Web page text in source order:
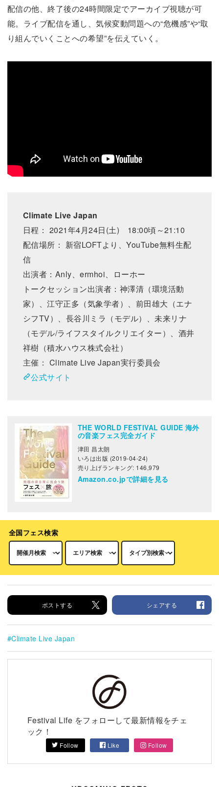
配信の他、終了後の24時間限定でアーカイブ視聴が可
能。ライブ配信を通し、気候変動問題への“危機感”や“取
り組んでいくことへの希望”を伝えていく。
Climate Live Japan
日程： 2021年4月24日(土) 18:00頃～21:10
配信場所： 新宿LOFTより、YouTube無料生配
信
出演者：Anly、ermhoi、ローホー
トークセッション出演者：神澤清（環境活動
家）、江守正多（気象学者）、前田雄大（エナ
シフTV）、長谷川ミラ（モデル）、未来リナ
（モデル/ライフスタイルクリエイター）、酒井
祥樹（積水ハウス株式会社）
主催： Climate Live Japan実行委員会
公式サイト
THE WORLD FESTIVAL GUIDE 海外
の音楽フェス完全ガイド
津田 昌太朗
いろは出版 (2019-04-24)
売り上げランキング: 146,979
Amazon.co.jpで詳細を見る
全国フェス検索
ポストする シェアする
Climate Live Japan
Festival Life をフォローして最新情報をチェ
ック！
Follow Like Follow